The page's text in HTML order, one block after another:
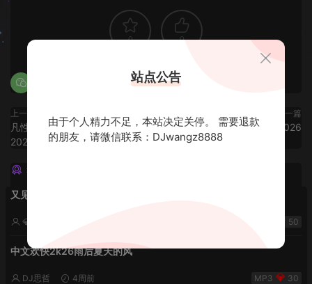
0 0
上一篇
凡性的提醒 Funky House Q鼓
2026 - 十三Remix
下一篇
Dj思哲Mix-2026的抖音❤️2026
猜你喜欢
又见流星雨 lak中文-小明同学remix
💎DJ老王💎 50
中文欢快2k26雨后夏天的风
DJ思哲 4周前 30
站点公告
由于个人精力不足，本站决定关停。 需要退款
的朋友，请微信联系：DJwangz8888